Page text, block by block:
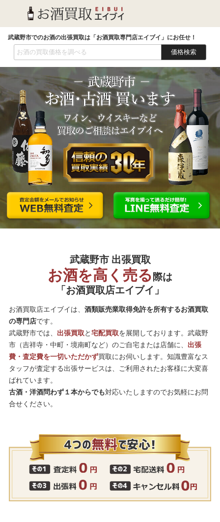
武蔵野市でのお酒の出張買取は「お酒買取専門店エイブイ」にお任せ！
価格検索
武蔵野市 出張買取
お酒を高く売る 際は
「お酒買取店エイブイ」
お酒買取店エイブイは、 酒類販売業取得免許を所有するお酒買取
の専門店です。
武蔵野市では、 出張買取と宅配買取を展開しております。武蔵野
市（吉祥寺・中町・境南町など）のご自宅または店舗に、 出張
費・査定費を一切いただかず買取にお伺いします。知識豊富なス
タッフが査定する出張サービスは、ご利用されたお客様に大変喜
ばれています。
古酒・洋酒問わず１本からでも対応いたしますのでお気軽にお問
合せください。